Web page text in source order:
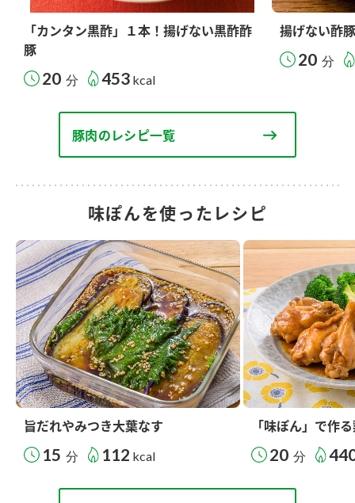
「カンタン黒酢」１本！揚げない黒酢酢
豚
20 分 453 kcal
揚げない酢
20 分
豚肉のレシピ一覧
味ぽんを使ったレシピ
旨だれやみつき大葉なす
15 分 112 kcal
「味ぽん」で作
20 分